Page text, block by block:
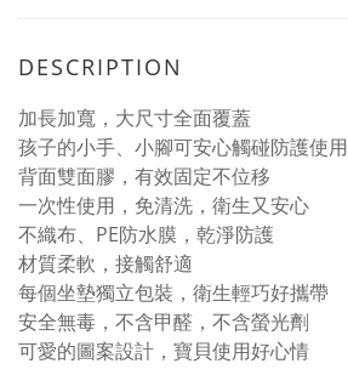
DESCRIPTION
加長加寬，大尺寸全面覆蓋
孩子的小手、小腳可安心觸碰防護使用
背面雙面膠，有效固定不位移
一次性使用，免清洗，衛生又安心
不織布、PE防水膜，乾淨防護
材質柔軟，接觸舒適
每個坐墊獨立包裝，衛生輕巧好攜帶
安全無毒，不含甲醛，不含螢光劑
可愛的圖案設計，寶貝使用好心情